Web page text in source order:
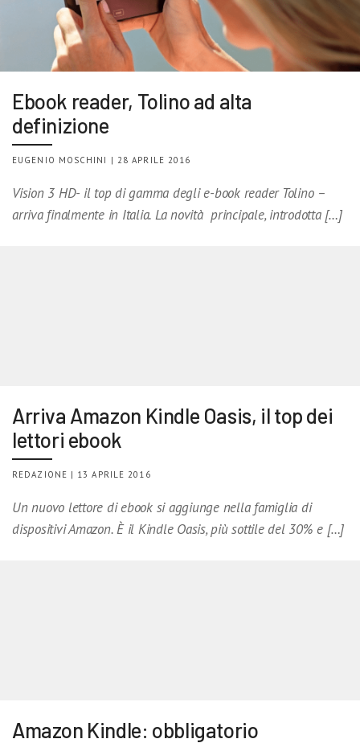
Ebook reader, Tolino ad alta
definizione
EUGENIO MOSCHINI | 28 APRILE 2016
Vision 3 HD- il top di gamma degli e-book reader Tolino –
arriva finalmente in Italia. La novità principale, introdotta […]
Arriva Amazon Kindle Oasis, il top dei
lettori ebook
REDAZIONE | 13 APRILE 2016
Un nuovo lettore di ebook si aggiunge nella famiglia di
dispositivi Amazon. È il Kindle Oasis, più sottile del 30% e […]
Amazon Kindle: obbligatorio